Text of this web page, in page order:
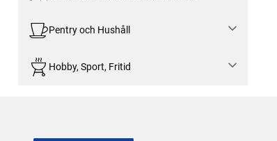
Pentry och Hushåll
Hobby, Sport, Fritid